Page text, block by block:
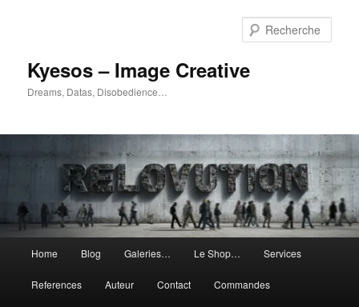
Kyesos – Image Creative
Dreams, Datas, Disobedience…
principal
Home Blog Galeries… Le Shop… Services
References Auteur Contact Commandes